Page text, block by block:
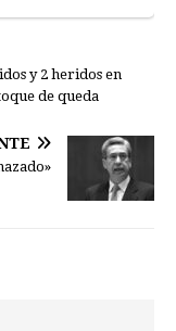
y 2 heridos en
de queda